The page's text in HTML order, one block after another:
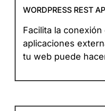
WORDPRESS REST
Facilita la
aplicaciones
tu web puede